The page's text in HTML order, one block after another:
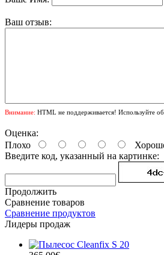
Ваш отзыв:
Внимание: HTML не поддерживается! Используйте
Оценка:
Плохо
Введите код, указанный на картинке:
Продолжить
Сравнение товаров
Сравнение продуктов
Лидеры продаж